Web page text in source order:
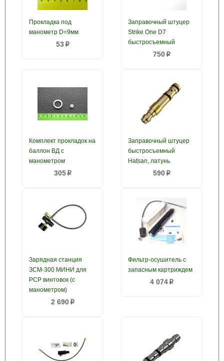
Прокладка под
манометр D=9мм
53p
Заправочный штуцер
Strike One D7
быстросъемный
750p
Комплект прокладок на
баллон ВД с
манометром
305p
Заправочный штуцер
быстросъемный
Hatsan, латунь
590p
Зарядная станция
ЗСМ-300 МИНИ для
PCP винтовок (с
манометром)
2 690p
Фильтр-осушитель с
запасным картриждем
4 074p